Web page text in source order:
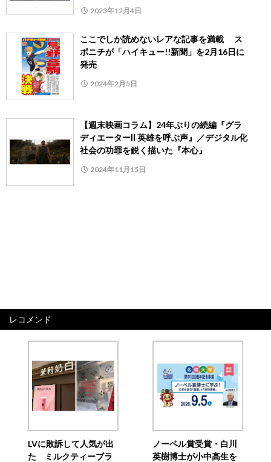
2023年12月4日
ここでしか読めないレアな記事を満載 ス
ポニチが「ハイキュー!!新聞」を2月16日に
発売
2024年2月5日
【週末映画コラム】24年ぶりの続編『グラ
ディエーターⅡ 英雄を呼ぶ声』／デジタル化
社会の功罪を鋭く描いた『本心』
2024年11月15日
レコメンド
LVに敗訴して人気が出
た ミルクティーブラ
ノーベル賞受賞・白川
英樹博士が小中高生を